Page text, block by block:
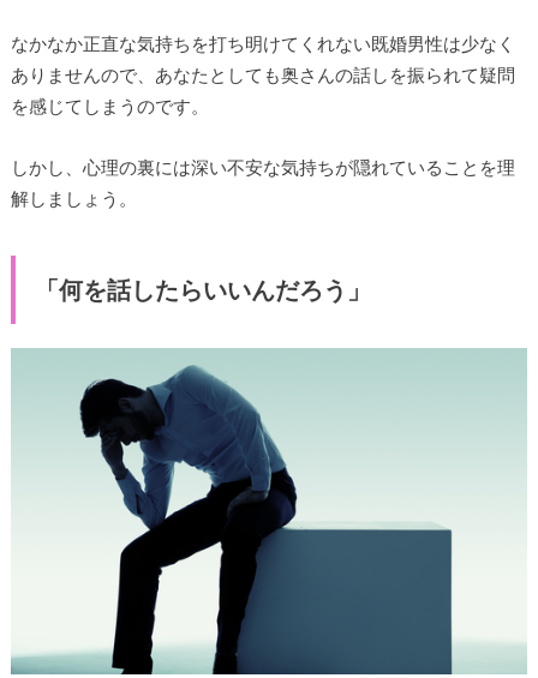
なかなか正直な気持ちを打ち明けてくれない既婚男性は少なく
ありませんので、あなたとしても奥さんの話しを振られて疑問
を感じてしまうのです。
しかし、心理の裏には深い不安な気持ちが隠れていることを理
解しましょう。
「何を話したらいいんだろう」